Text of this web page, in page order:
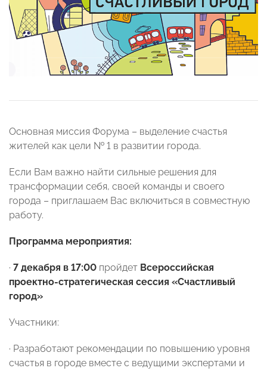
Основная миссия Форума – выделение счастья
жителей как цели № 1 в развитии города.
Если Вам важно найти сильные решения для
трансформации себя, своей команды и своего
города – приглашаем Вас включиться в совместную
работу.
Программа мероприятия:
· 7 декабря в 17:00 пройдет Всероссийская
проектно-стратегическая сессия «Счастливый
город»
Участники:
· Разработают рекомендации по повышению уровня
счастья в городе вместе с ведущими экспертами и